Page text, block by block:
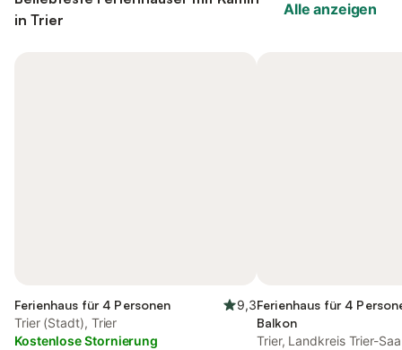
in Trier
Alle anzeigen
Ferienhaus für 4 Personen
9,3
Trier (Stadt), Trier
Kostenlose Stornierung
Ferienhaus für 4
Balkon
Trier, Landkreis Trier-